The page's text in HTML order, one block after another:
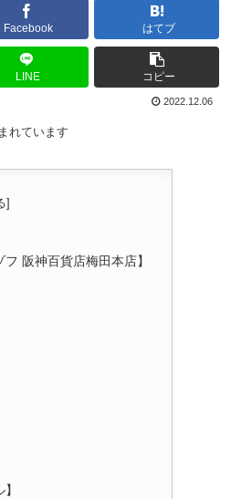
Facebook はてブ
LINE コピー
2022.12.06
れています
フ 阪神百貨店梅田本店】